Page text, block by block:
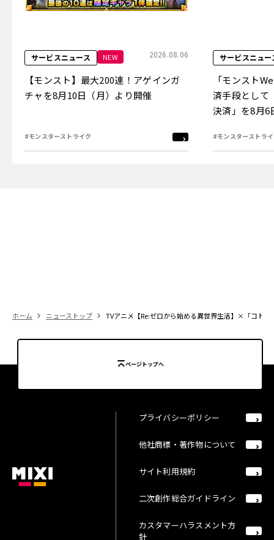
サービスニュース NEW 2026.08.06
【モンスト】最大200連！アゲインガ
チャを8月10日（月）より開催
#モンスターストライク
サービスニュー
「モンスト
済手段として
決済」を8月6
#モンスターストラ
ホーム ニューストップ TVアニメ【Re:ゼロから始める異世界生活】×「コト
ページトップへ
プライバシーポリシー
他社商標・著作物について
サイト利用規約
二次創作総合ガイドライン
カスタマーハラスメント方
針